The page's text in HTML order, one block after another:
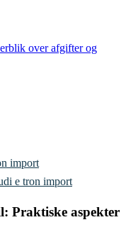
over afgifter og
import
e tron import
Praktiske aspekter